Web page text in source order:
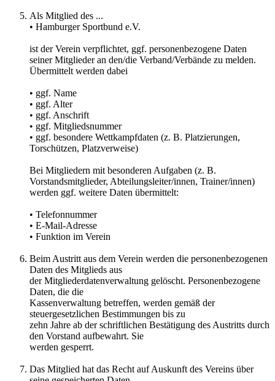
Als Mitglied des ...
• Hamburger Sportbund e.V.
ist der Verein verpflichtet, ggf. personenbezogene Daten
seiner Mitglieder an den/die Verband/Verbände zu melden.
Übermittelt werden dabei
• ggf. Name
• ggf. Alter
• ggf. Anschrift
• ggf. Mitgliedsnummer
• ggf. besondere Wettkampfdaten (z. B. Platzierungen,
Torschützen, Platzverweise)
Bei Mitgliedern mit besonderen Aufgaben (z. B.
Vorstandsmitglieder, Abteilungsleiter/innen, Trainer/innen)
werden ggf. weitere Daten übermittelt:
• Telefonnummer
• E-Mail-Adresse
• Funktion im Verein
Beim Austritt aus dem Verein werden die personenbezogenen
Daten des Mitglieds aus
der Mitgliederdatenverwaltung gelöscht. Personenbezogene
Daten, die die
Kassenverwaltung betreffen, werden gemäß der
steuergesetzlichen Bestimmungen bis zu
zehn Jahre ab der schriftlichen Bestätigung des Austritts durch
den Vorstand aufbewahrt. Sie
werden gesperrt.
Das Mitglied hat das Recht auf Auskunft des Vereins über